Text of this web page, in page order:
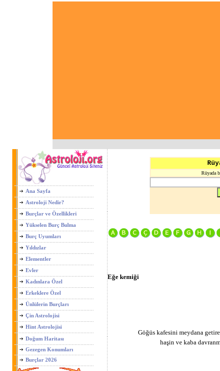
Ana Sayfa
Astroloji Nedir?
Burçlar ve Özellikleri
Yükselen Burç Bulma
Burç Uyumları
Yıldızlar
Elementler
Evler
Kadınlara Özel
Erkeklere Özel
Ünlülerin Burçları
Çin Astrolojisi
Hint Astrolojisi
Doğum Haritası
Gezegen Konumları
Burçlar 2026
Rüyada
Eğe kemiği
Göğüs kafesini meydana
haşin ve kaba